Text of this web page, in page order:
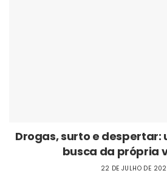
Drogas, surto e despertar:
busca da própria
22 DE JULHO DE